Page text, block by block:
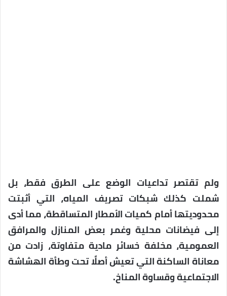
ولم تقتصر تداعيات الوضع على الطرق فقط، بل
شملت كذلك شبكات تصريف المياه، التي أثبتت
محدوديتها أمام كميات الأمطار المتساقطة، مما أدى
إلى فيضانات محلية وغمر بعض المنازل والمرافق
العمومية، مخلفة خسائر مادية متفاوتة، زادت من
معاناة الساكنة التي تعيش أصلًا تحت وطأة الهشاشة
الاجتماعية وقساوة المناخ.